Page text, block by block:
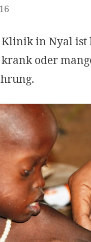
Klinik in Nyal
oder